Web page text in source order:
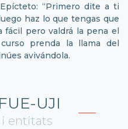
“Primero dite a ti
haz lo que tengas que
fácil pero valdrá la pena el
prenda la llama del
avivándola.
UJI
entitats